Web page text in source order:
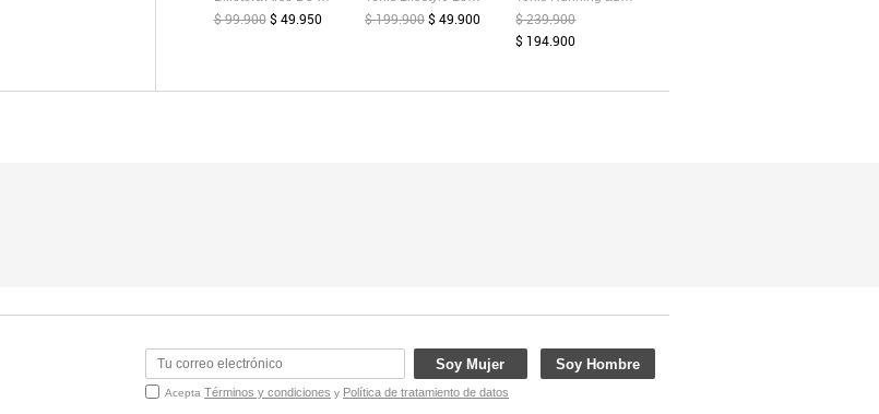
$ 99.900 $ 49.950 $ 199.900$ 49.900
$ 239.900
$ 194.900
Soy Mujer Soy Hombre
Acepta Términos y condiciones y Política de tratamiento de datos